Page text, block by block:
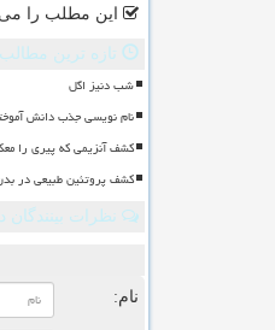
این مطلب را می
تازه ترین
شب دنیز اگل
نام نویسی جذب دانش آموختگان
کشف آنزیمی که پیری را
کشف پروتئین طبیعی در بدن
نظرات
نام: